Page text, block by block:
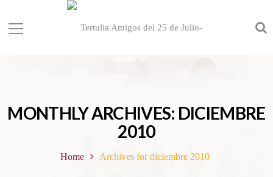
MONTHLY ARCHIVES: DICIEMBRE
2010
Home Archives for diciembre 2010